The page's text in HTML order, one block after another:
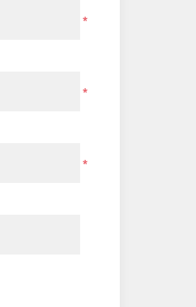
*
*
*